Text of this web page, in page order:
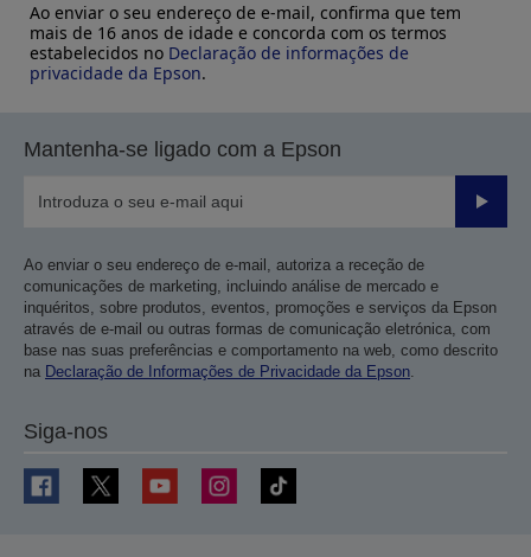
Ao enviar o seu endereço de e-mail, confirma que tem
mais de 16 anos de idade e concorda com os termos
estabelecidos no Declaração de informações de
privacidade da Epson.
Mantenha-se ligado com a Epson
Enviar
Ao enviar o seu endereço de e-mail, autoriza a receção de
comunicações de marketing, incluindo análise de mercado e
inquéritos, sobre produtos, eventos, promoções e serviços da Epson
através de e-mail ou outras formas de comunicação eletrónica, com
base nas suas preferências e comportamento na web, como descrito
na Declaração de Informações de Privacidade da Epson.
Siga-nos